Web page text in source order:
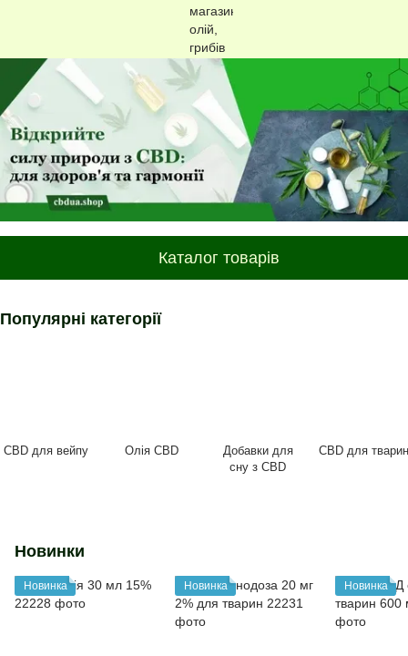
Каталог товарів
Популярні категорії
CBD для вейпу Олія CBD
Добавки для
сну з CBD
CBD для
Новинки
Новинка Новинка Новинка